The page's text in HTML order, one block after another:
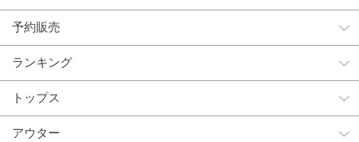
予約販売
ランキング
トップス
アウター